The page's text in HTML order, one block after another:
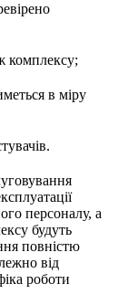
комплексу;
в міру
персоналу, а
будуть
повністю
від
роботи